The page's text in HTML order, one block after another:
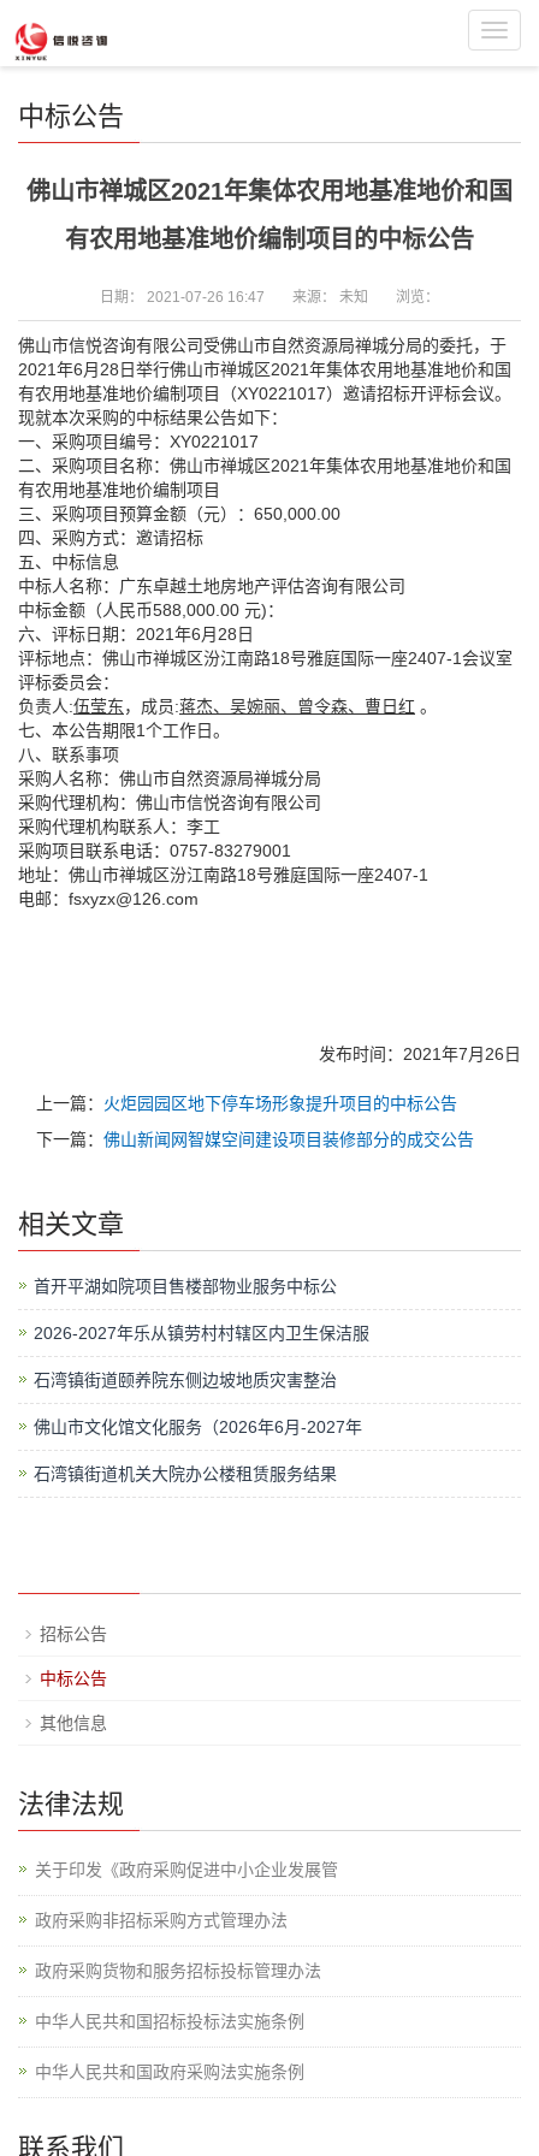
中标公告
佛山市禅城区2021年集体农用地基准地价和国
有农用地基准地价编制项目的中标公告
日期： 2021-07-26 16:47 来源： 未知 浏览：
佛山市信悦咨询有限公司受佛山市自然资源局禅城分局的委托，于
2021年6月28日举行佛山市禅城区2021年集体农用地基准地价和国
有农用地基准地价编制项目（XY0221017）邀请招标开评标会议。
现就本次采购的中标结果公告如下：
一、采购项目编号：XY0221017
二、采购项目名称：佛山市禅城区2021年集体农用地基准地价和国
有农用地基准地价编制项目
三、采购项目预算金额（元）：650,000.00
四、采购方式：邀请招标
五、中标信息
中标人名称：广东卓越土地房地产评估咨询有限公司
中标金额（人民币588,000.00 元)：
六、评标日期：2021年6月28日
评标地点：佛山市禅城区汾江南路18号雅庭国际一座2407-1会议室
评标委员会：
负责人:伍莹东，成员:蒋杰、吴婉丽、曾令森、曹日红 。
七、本公告期限1个工作日。
八、联系事项
采购人名称：佛山市自然资源局禅城分局
采购代理机构：佛山市信悦咨询有限公司
采购代理机构联系人：李工
采购项目联系电话：0757-83279001
地址：佛山市禅城区汾江南路18号雅庭国际一座2407-1
电邮：fsxyzx@126.com
发布时间：2021年7月26日
上一篇： 火炬园园区地下停车场形象提升项目的中标公告
下一篇： 佛山新闻网智媒空间建设项目装修部分的成交公告
相关文章
首开平湖如院项目售楼部物业服务中标公
2026-2027年乐从镇劳村村辖区内卫生保洁服
石湾镇街道颐养院东侧边坡地质灾害整治
佛山市文化馆文化服务（2026年6月-2027年
石湾镇街道机关大院办公楼租赁服务结果
招标公告
中标公告
其他信息
法律法规
关于印发《政府采购促进中小企业发展管
政府采购非招标采购方式管理办法
政府采购货物和服务招标投标管理办法
中华人民共和国招标投标法实施条例
中华人民共和国政府采购法实施条例
联系我们